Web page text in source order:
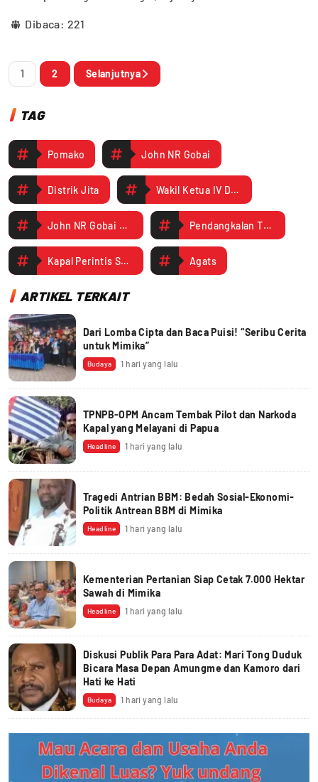
Dibaca: 221
1 2 Selanjutnya
TAG
Pomako John NR Gobai
Distrik Jita Wakil Ketua IV DPR Papua Tengah
John NR Gobai Dorong Pemerintah Lakukan Pengerukan Pendangkalan Tailing Hambat Pelayaran Kapal Perintis ke Jita
Kapal Perintis Sanus Agats
ARTIKEL TERKAIT
Dari Lomba Cipta dan Baca Puisi! “Seribu Cerita
untuk Mimika”
Budaya 1 hari yang lalu
TPNPB-OPM Ancam Tembak Pilot dan Narkoda
Kapal yang Melayani di Papua
Headline 1 hari yang lalu
Tragedi Antrian BBM: Bedah Sosial-Ekonomi-
Politik Antrean BBM di Mimika
Headline 1 hari yang lalu
Kementerian Pertanian Siap Cetak 7.000 Hektar
Sawah di Mimika
Headline 1 hari yang lalu
Diskusi Publik Para Para Adat: Mari Tong Duduk
Bicara Masa Depan Amungme dan Kamoro dari
Hati ke Hati
Budaya 1 hari yang lalu